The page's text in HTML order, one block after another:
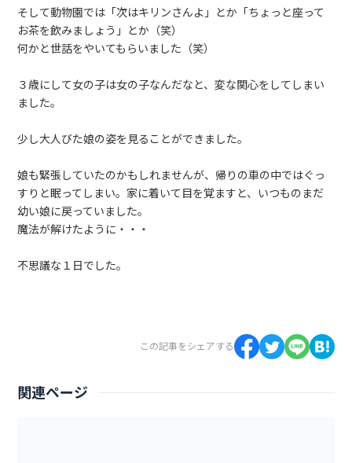
そして動物園では「次はキリンさんよ」とか「ちょっと座って
お茶を飲みましょう」とか（笑）
何かと世話をやいてもらいました（笑）
３歳にして女の子は女の子なんだなと、変な関心をしてしまい
ました。
少し大人びた娘の姿を見ることができました。
娘も緊張していたのかもしれませんが、帰りの車の中ではぐっ
すりと眠ってしまい。家に着いて目を覚ますと、いつものまだ
幼い娘に戻っていました。
魔法が解けたように・・・
不思議な１日でした。
この記事をシェアする
関連ページ